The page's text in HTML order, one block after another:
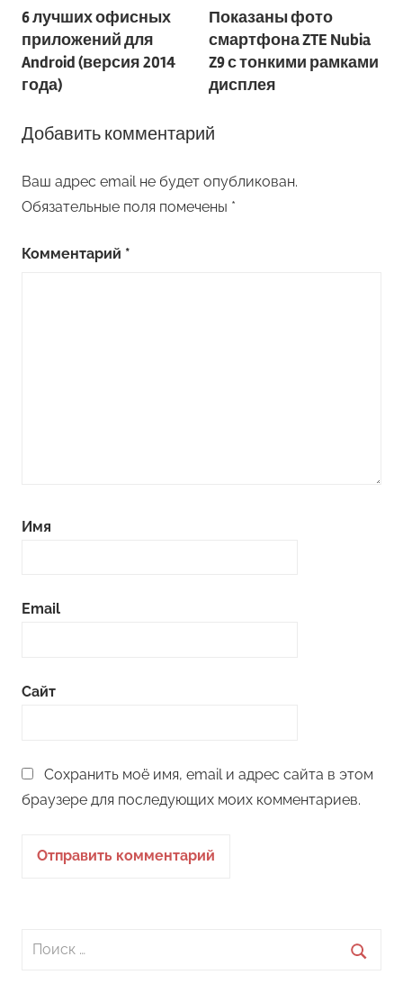
по
записям
6 лучших офисных
приложений для
Android (версия 2014
года)
Показаны фото
смартфона ZTE Nubia
Z9 с тонкими рамками
дисплея
Добавить комментарий
Ваш адрес email не будет опубликован.
Обязательные поля помечены *
Комментарий *
Имя
Email
Сайт
Сохранить моё имя, email и адрес сайта в этом
браузере для последующих моих комментариев.
Поиск